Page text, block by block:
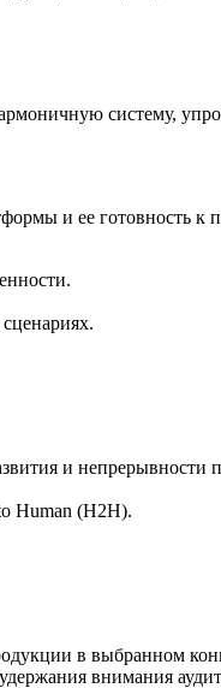
систему,
и ее готовность к
и непрерывности
Human (H2H).
в выбранном
внимания